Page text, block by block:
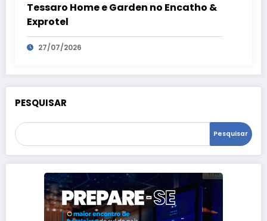
Tessaro Home e Garden no Encatho &
Exprotel
27/07/2026
PESQUISAR
Pesquisar